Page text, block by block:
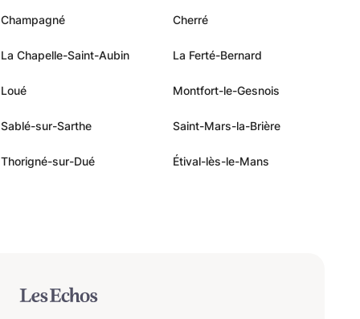
Champagné Cherré
La Chapelle-Saint-Aubin La Ferté-Bernard
Loué Montfort-le-Gesnois
Sablé-sur-Sarthe Saint-Mars-la-Brière
Thorigné-sur-Dué Étival-lès-le-Mans